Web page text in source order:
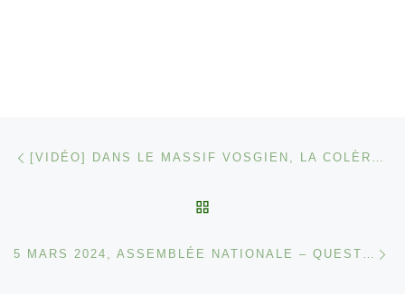
Parcourir les articles [VIDÉO] DANS LE MASSIF VOSGIEN, LA COLÈRE DES RANDONNEURS CONTRE LA « PRIVATISATION » DE LA MONTAGNE – LE HUFFPOST
5 MARS 2024, ASSEMBLÉE NATIONALE – QUESTION ORALE SANS DÉBAT DROIT D’ACCÈS À LA NATURE ET SENTIERS PÉDESTRES